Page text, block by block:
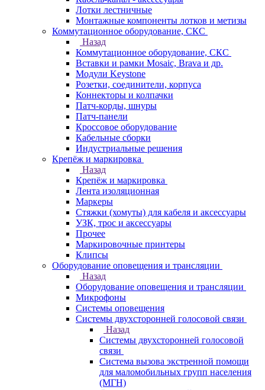
Лотки лестничные
Монтажные компоненты лотков и метизы
Коммутационное оборудование, СКС
Назад
Коммутационное оборудование, СКС
Вставки и рамки Mosaic, Brava и др.
Модули Keystone
Розетки, соединители, корпуса
Коннекторы и колпачки
Патч-корды, шнуры
Патч-панели
Кроссовое оборудование
Кабельные сборки
Индустриальные решения
Крепёж и маркировка
Назад
Крепёж и маркировка
Лента изоляционная
Маркеры
Стяжки (хомуты) для кабеля и аксессуары
УЗК, трос и аксессуары
Прочее
Маркировочные принтеры
Клипсы
Оборудование оповещения и трансляции
Назад
Оборудование оповещения и трансляции
Микрофоны
Системы оповещения
Системы двухсторонней голосовой связи
Назад
Системы двухсторонней голосовой
связи
Система вызова экстренной помощи
для маломобильных групп населения
(МГН)